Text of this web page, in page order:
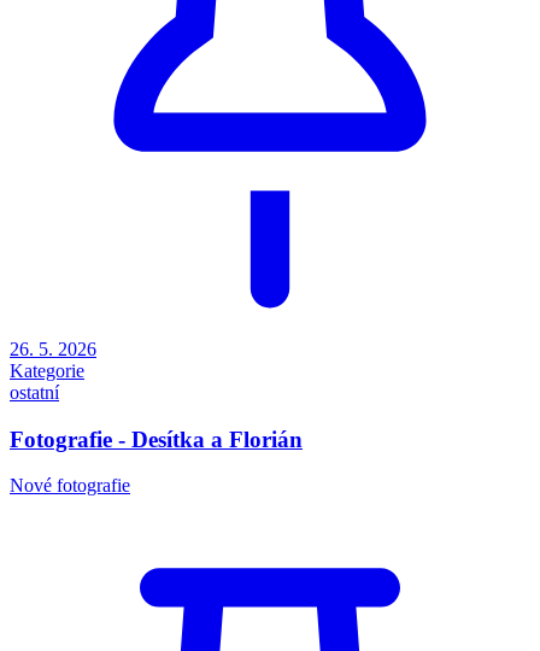
26. 5. 2026
Kategorie
ostatní
Fotografie - Desítka a Florián
Nové fotografie